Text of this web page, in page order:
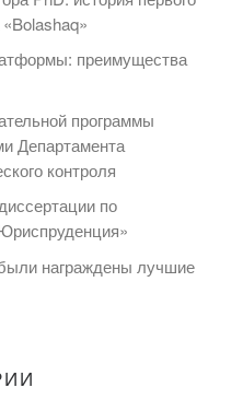
преимущества
программы
Департамента
контроля
по
награждены лучшие